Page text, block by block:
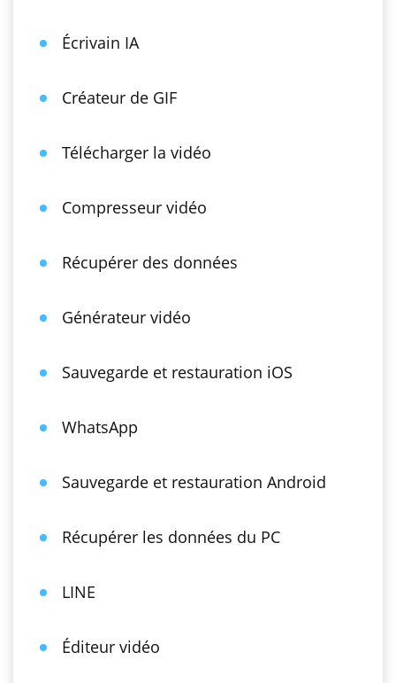
Écrivain IA
Créateur de GIF
Télécharger la vidéo
Compresseur vidéo
Récupérer des données
Générateur vidéo
Sauvegarde et restauration iOS
WhatsApp
Sauvegarde et restauration Android
Récupérer les données du PC
LINE
Éditeur vidéo